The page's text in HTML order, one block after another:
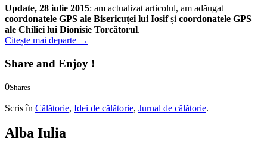
Update, 28 iulie 2015: am actualizat articolul, am adăugat
coordonatele GPS ale Bisericuței lui Iosifși coordonatele GPS
ale Chiliei lui Dionisie Torcătorul.
Citește mai departe →
Share and Enjoy !
0Shares
Scris în Călătorie, Idei de călătorie, Jurnal de călătorie.
Alba Iulia